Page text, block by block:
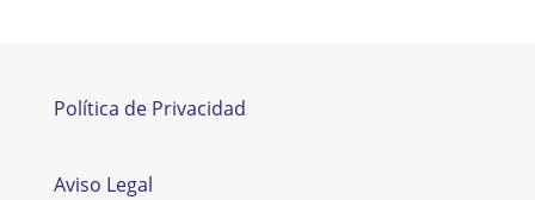
Política de Privacidad
Aviso Legal